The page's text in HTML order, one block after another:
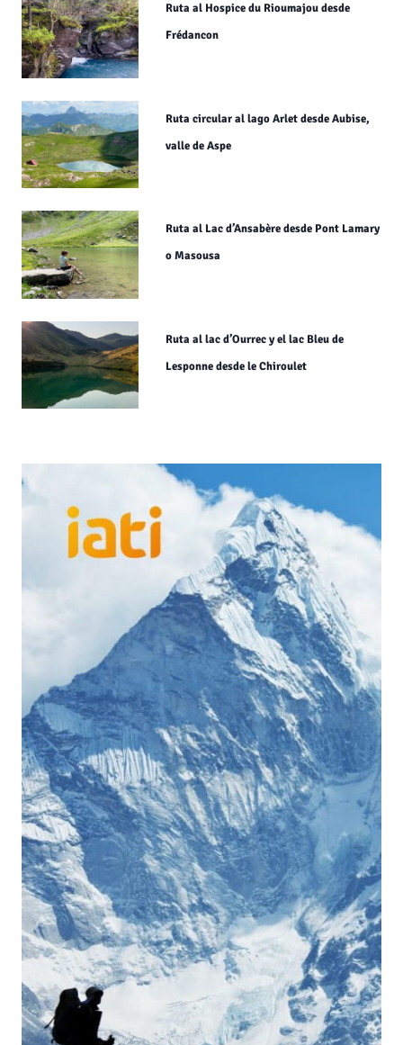
Ruta al Hospice du Rioumajou desde
Frédancon
Ruta circular al lago Arlet desde Aubise,
valle de Aspe
Ruta al Lac d’Ansabère desde Pont Lamary
o Masousa
Ruta al lac d’Ourrec y el lac Bleu de
Lesponne desde le Chiroulet